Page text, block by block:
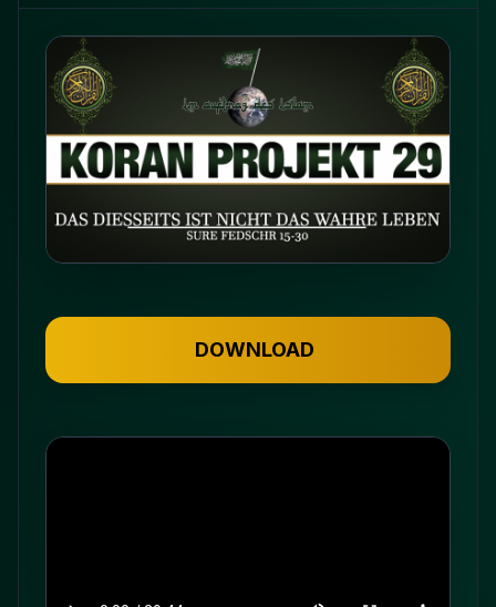
DOWNLOAD